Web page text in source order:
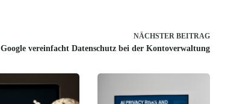
NÄCHSTER BEITRAG
Google vereinfacht Datenschutz bei der Kontoverwaltung